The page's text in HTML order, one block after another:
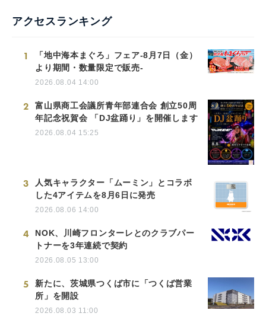
アクセスランキング
1
「地中海本まぐろ」フェア-8月7日（金）
より期間・数量限定で販売-
2026.08.04 14:00
2
富山県商工会議所青年部連合会 創立50周
年記念祝賀会 「DJ盆踊り」を開催します
2026.08.04 15:25
3
人気キャラクター「ムーミン」とコラボ
した4アイテムを8月6日に発売
2026.08.06 14:00
4
NOK、川崎フロンターレとのクラブパー
トナーを3年連続で契約
2026.08.05 13:00
5
新たに、茨城県つくば市に「つくば営業
所」を開設
2026.08.03 11:00